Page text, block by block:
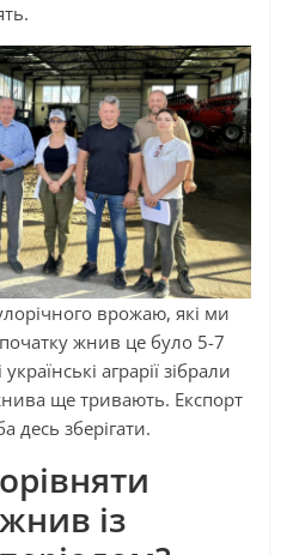
врожаю, які ми
жнив це було 5-7
аграрії зібрали
ще тривають. Експорт
десь зберігати.
із